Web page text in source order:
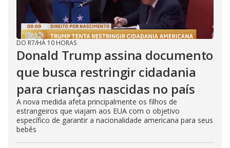
DO R7/HÁ 10 HORAS
Donald Trump assina documento
que busca restringir cidadania
para crianças nascidas no país
A nova medida afeta principalmente os filhos de
estrangeiros que viajam aos EUA com o objetivo
específico de garantir a nacionalidade americana para seus
bebês